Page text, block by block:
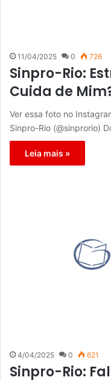
11/04/2025 0 726
Sinpro-Rio:
Cuida de
Ver essa foto no
Sinpro-Rio (@sinprorio)
Leia mais »
4/04/2025 0 621
Sinpro-Rio: